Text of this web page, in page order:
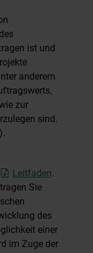
ist und
anderem
zur
sind.
Leitfaden.
Sie
des
einer
im Zuge der